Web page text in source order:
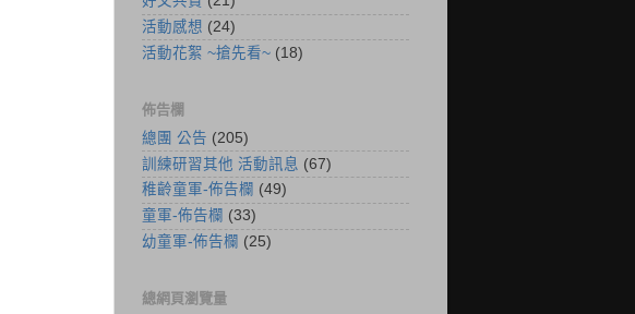
活動感想 (24)
活動花絮 ~搶先看~ (18)
佈告欄
總團 公告 (205)
訓練研習其他 活動訊息 (67)
稚齡童軍-佈告欄 (49)
童軍-佈告欄 (33)
幼童軍-佈告欄 (25)
總網頁瀏覽量